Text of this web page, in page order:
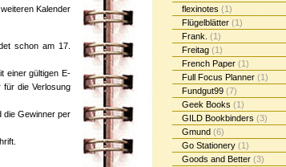
Kalender
schon am 17.
einer gültigen E-
für die Verlosung
die Gewinner per
flexinotes (1)
Flügelblätter (1)
Frank. (1)
Freitag (1)
French Paper (1)
Full Focus Planner (1)
Fundgut99 (7)
Geek Books (1)
GILD Bookbinders (3)
Gmund (6)
Go Stationery (1)
Goods and Better (3)